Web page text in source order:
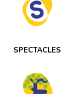
SPECTACLES